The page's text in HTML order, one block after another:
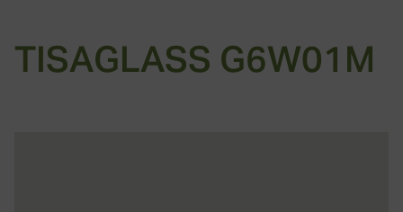
TISAGLASS G6W01M